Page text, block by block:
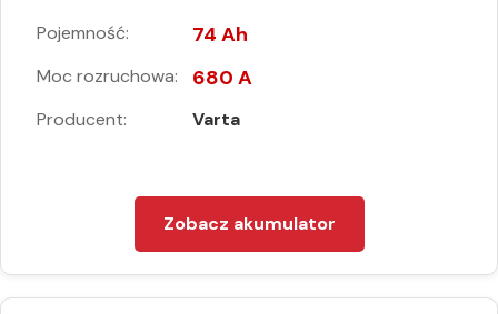
Pojemność: 74 Ah
Moc rozruchowa: 680 A
Producent: Varta
Zobacz akumulator